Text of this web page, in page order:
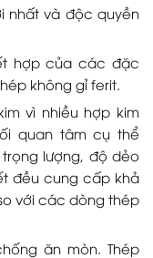
nhất và độc quyền
hợp của các đặc
không gỉ ferit.
vì nhiều hợp kim
quan tâm cụ thể
lượng, độ dẻo
đều cung cấp khả
với các dòng thép
ăn mòn. Thép